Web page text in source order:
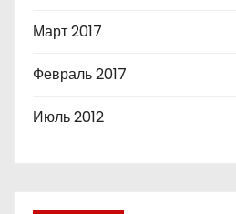
Март 2017
Февраль 2017
Июль 2012